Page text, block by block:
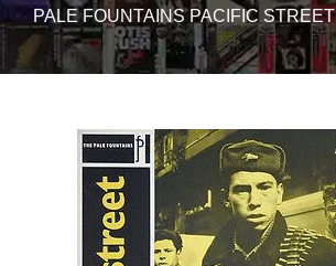
PALE FOUNTAINS PACIFIC STREET